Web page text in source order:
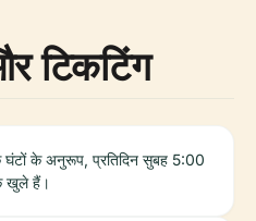
टिकटिंग
के घंटों के अनुरूप, प्रतिदिन सुबह 5:00
खुले हैं।